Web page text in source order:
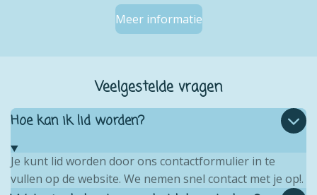
Meer informatie
Veelgestelde vragen
Hoe kan ik lid worden?
Je kunt lid worden door ons contactformulier in te
vullen op de website. We nemen snel contact met je op!.